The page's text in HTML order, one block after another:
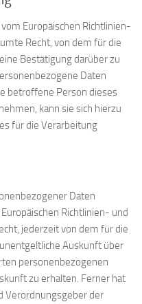
Europäischen Richtlinien-
Recht, von dem für die
Bestätigung darüber zu
Daten
betroffene Person dieses
kann sie sich hierzu
für die Verarbeitung
Daten
Richtlinien- und
jederzeit von dem für die
Auskunft über
personenbezogenen
zu erhalten. Ferner hat
Verordnungsgeber der